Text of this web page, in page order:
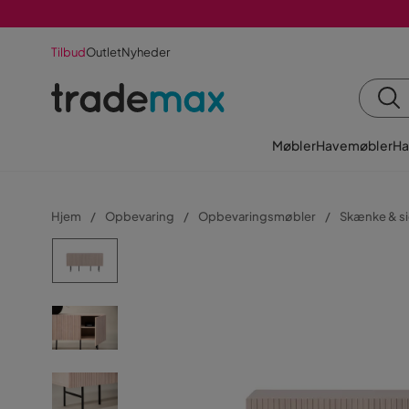
TilbudOutletNyheder
MøblerHavemøbler
Hjem Opbevaring Opbevaringsmøbler Skænke &